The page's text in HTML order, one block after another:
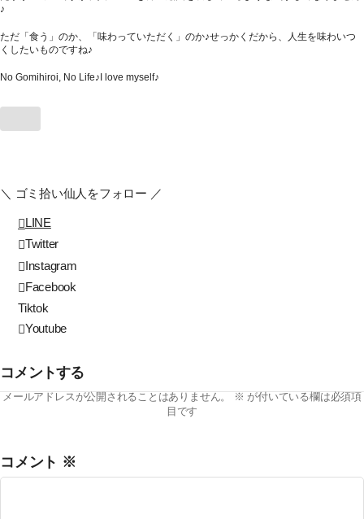
♪
ただ「食う」のか、「味わっていただく」のか♪せっかくだから、人生を味わいつ
くしたいものですね♪
No Gomihiroi, No Life♪I love myself♪
＼ ゴミ拾い仙人をフォロー ／
LINE
Twitter
Instagram
Facebook
Tiktok
Youtube
コメントする
メールアドレスが公開されることはありません。 ※ が付いている欄は必須項
目です
コメント ※